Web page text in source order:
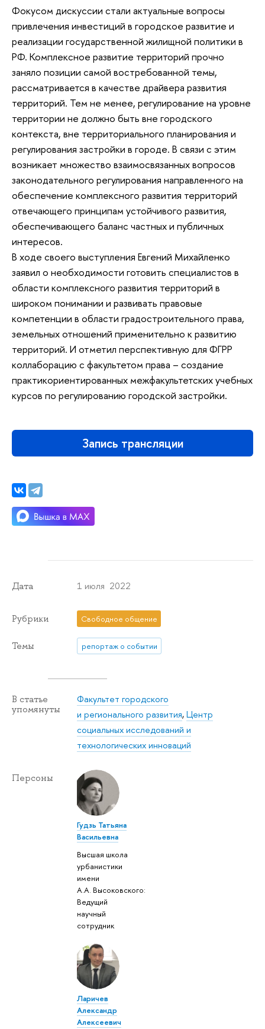
Фокусом дискуссии стали актуальные вопросы
привлечения инвестиций в городское развитие и
реализации государственной жилищной политики в
РФ. Комплексное развитие территорий прочно
заняло позиции самой востребованной темы,
рассматривается в качестве драйвера развития
территорий. Тем не менее, регулирование на уровне
территории не должно быть вне городского
контекста, вне территориального планирования и
регулирования застройки в городе. В связи с этим
возникает множество взаимосвязанных вопросов
законодательного регулирования направленного на
обеспечение комплексного развития территорий
отвечающего принципам устойчивого развития,
обеспечивающего баланс частных и публичных
интересов.
В ходе своего выступления Евгений Михайленко
заявил о необходимости готовить специалистов в
области комплексного развития территорий в
широком понимании и развивать правовые
компетенции в области градостроительного права,
земельных отношений применительно к развитию
территорий. И отметил перспективную для ФГРР
коллаборацию с факультетом права – создание
практикориентированных межфакультетских учебных
курсов по регулированию городской застройки.
Запись трансляции
Дата 1 июля 2022
Рубрики Свободное общение
Темы репортаж о событии
В статье
упомянуты
Факультет городского
и регионального развития,Центр
социальных исследований и
технологических инноваций
Персоны
Гудзь Татьяна
Васильевна
Высшая школа
урбанистики
имени
А.А. Высоковского:
Ведущий
научный
сотрудник
Ларичев
Александр
Алексеевич